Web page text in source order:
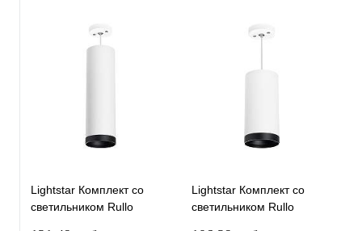
Lightstar Комплект со
светильником Rullo
Lightstar Комплект со
светильником Rullo